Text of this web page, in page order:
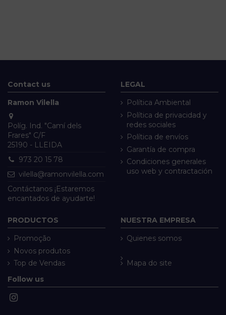
Contact us
Ramon Vilella
Políg. Ind. "Camí dels
Frares" C/F
25190 - LLEIDA
973 20 15 78
vilella@ramonvilella.com
Contáctanos ¡Estaremos
encantados de ayudarte!
LEGAL
Política Ambiental
Política de privacidad y
redes sociales
Política de envíos
Garantía de compra
Condiciones generales
uso web y contractación
PRODUCTOS
Promoção
Novos produtos
Top de Vendas
NUESTRA EMPRESA
Quienes somos
Mapa do site
Follow us